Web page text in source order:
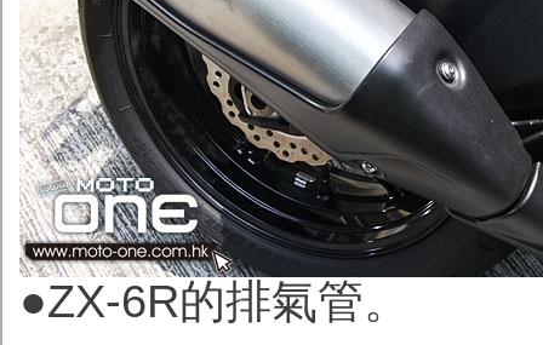
●ZX-6R的排氣管。